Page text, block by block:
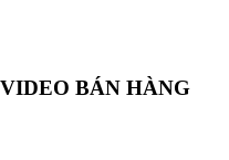
BÁN HÀNG